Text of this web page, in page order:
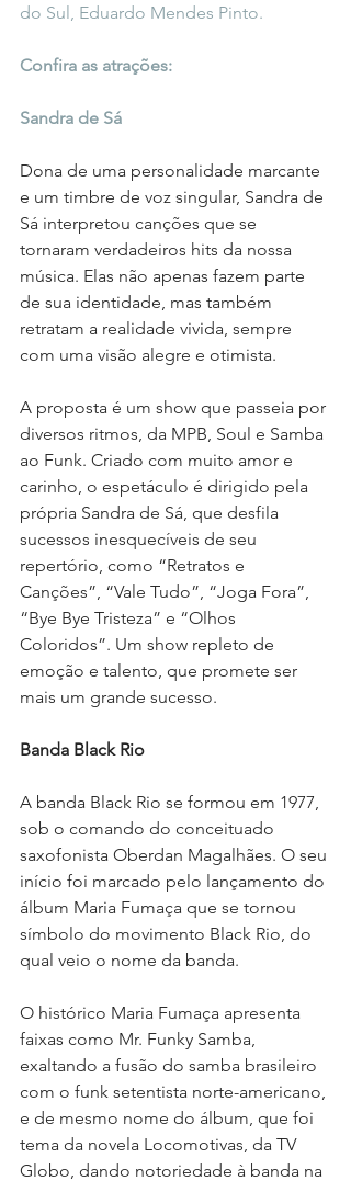
do Sul, Eduardo Mendes Pinto.
Confira as atrações:
Sandra de Sá
Dona de uma personalidade marcante
e um timbre de voz singular, Sandra de
Sá interpretou canções que se
tornaram verdadeiros hits da nossa
música. Elas não apenas fazem parte
de sua identidade, mas também
retratam a realidade vivida, sempre
com uma visão alegre e otimista.
A proposta é um show que passeia por
diversos ritmos, da MPB, Soul e Samba
ao Funk. Criado com muito amor e
carinho, o espetáculo é dirigido pela
própria Sandra de Sá, que desfila
sucessos inesquecíveis de seu
repertório, como “Retratos e
Canções”, “Vale Tudo”, “Joga Fora”,
“Bye Bye Tristeza” e “Olhos
Coloridos”. Um show repleto de
emoção e talento, que promete ser
mais um grande sucesso.
Banda Black Rio
A banda Black Rio se formou em 1977,
sob o comando do conceituado
saxofonista Oberdan Magalhães. O seu
início foi marcado pelo lançamento do
álbum Maria Fumaça que se tornou
símbolo do movimento Black Rio, do
qual veio o nome da banda.
O histórico Maria Fumaça apresenta
faixas como Mr. Funky Samba,
exaltando a fusão do samba brasileiro
com o funk setentista norte-americano,
e de mesmo nome do álbum, que foi
tema da novela Locomotivas, da TV
Globo, dando notoriedade à banda na